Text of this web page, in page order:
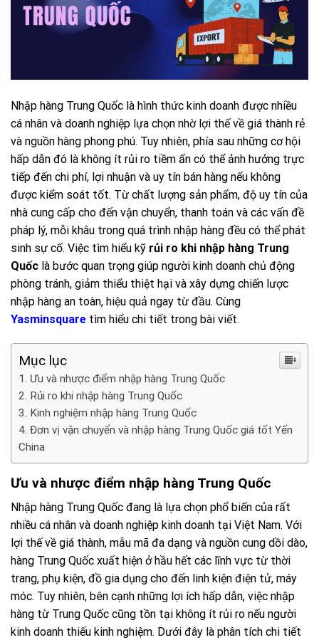
Nhập hàng Trung Quốc là hình thức kinh doanh được nhiều
cá nhân và doanh nghiệp lựa chọn nhờ lợi thế về giá thành rẻ
và nguồn hàng phong phú. Tuy nhiên, phía sau những cơ hội
hấp dẫn đó là không ít rủi ro tiềm ẩn có thể ảnh hưởng trực
tiếp đến chi phí, lợi nhuận và uy tín bán hàng nếu không
được kiểm soát tốt. Từ chất lượng sản phẩm, độ uy tín của
nhà cung cấp cho đến vận chuyển, thanh toán và các vấn đề
pháp lý, mỗi khâu trong quá trình nhập hàng đều có thể phát
sinh sự cố. Việc tìm hiểu kỹ rủi ro khi nhập hàng Trung
Quốc là bước quan trọng giúp người kinh doanh chủ động
phòng tránh, giảm thiểu thiệt hại và xây dựng chiến lược
nhập hàng an toàn, hiệu quả ngay từ đầu. Cùng
Yasminsquare tìm hiểu chi tiết trong bài viết.
Mục lục
Ưu và nhược điểm nhập hàng Trung Quốc
Rủi ro khi nhập hàng Trung Quốc
Kinh nghiệm nhập hàng Trung Quốc
Đơn vị vận chuyển và nhập hàng Trung Quốc giá tốt Yến
China
Ưu và nhược điểm nhập hàng Trung Quốc
Nhập hàng Trung Quốc đang là lựa chọn phổ biến của rất
nhiều cá nhân và doanh nghiệp kinh doanh tại Việt Nam. Với
lợi thế về giá thành, mẫu mã đa dạng và nguồn cung dồi dào,
hàng Trung Quốc xuất hiện ở hầu hết các lĩnh vực từ thời
trang, phụ kiện, đồ gia dụng cho đến linh kiện điện tử, máy
móc. Tuy nhiên, bên cạnh những lợi ích hấp dẫn, việc nhập
hàng từ Trung Quốc cũng tồn tại không ít rủi ro nếu người
kinh doanh thiếu kinh nghiệm. Dưới đây là phân tích chi tiết